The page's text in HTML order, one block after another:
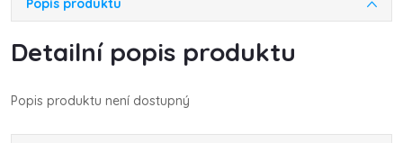
Popis produktu
Detailní popis produktu
Popis produktu není dostupný